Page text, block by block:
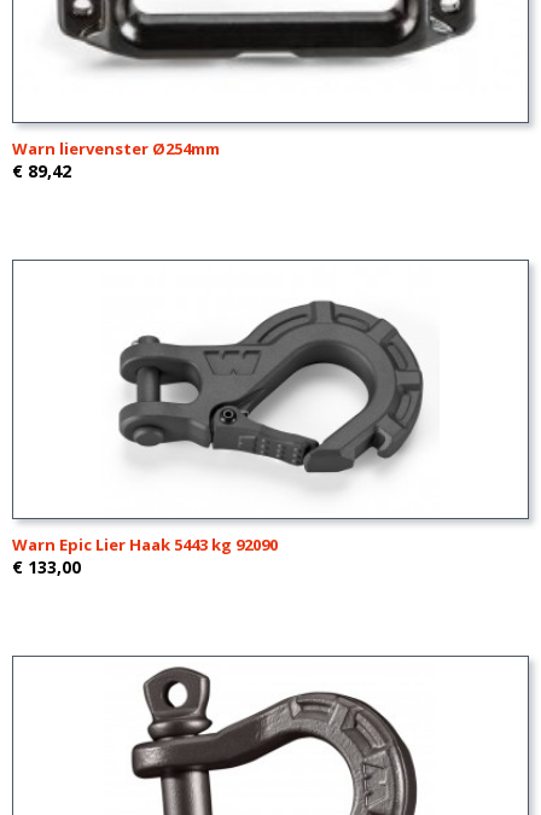
Warn liervenster Ø254mm
€ 89,42
Warn Epic Lier Haak 5443 kg 92090
€ 133,00